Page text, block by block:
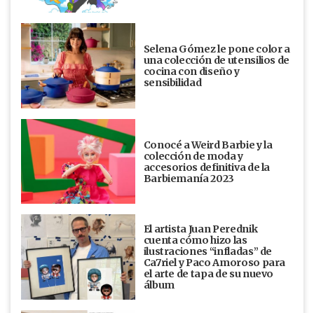
Selena Gómez le pone color a
una colección de utensilios de
cocina con diseño y
sensibilidad
Conocé a Weird Barbie y la
colección de moda y
accesorios definitiva de la
Barbiemanía 2023
El artista Juan Perednik
cuenta cómo hizo las
ilustraciones “infladas” de
Ca7riel y Paco Amoroso para
el arte de tapa de su nuevo
álbum